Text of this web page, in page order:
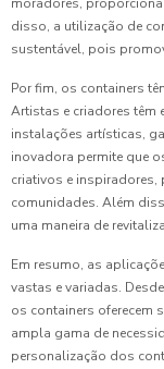
disso, a utilização de
sustentável, pois
Por fim, os containers
Artistas e criadores têm
instalações artísticas,
inovadora permite que
criativos e inspiradores,
comunidades. Além
uma maneira de
Em resumo, as
vastas e variadas.
os containers oferecem
ampla gama de
personalização dos